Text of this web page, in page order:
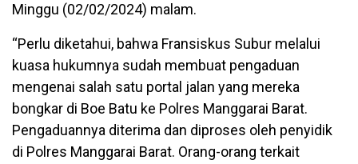
Minggu (02/02/2024) malam.
“Perlu diketahui, bahwa Fransiskus Subur melalui
kuasa hukumnya sudah membuat pengaduan
mengenai salah satu portal jalan yang mereka
bongkar di Boe Batu ke Polres Manggarai Barat.
Pengaduannya diterima dan diproses oleh penyidik
di Polres Manggarai Barat. Orang-orang terkait